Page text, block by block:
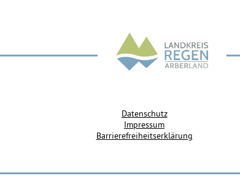
Datenschutz
Impressum
Barrierefreiheitserklärung